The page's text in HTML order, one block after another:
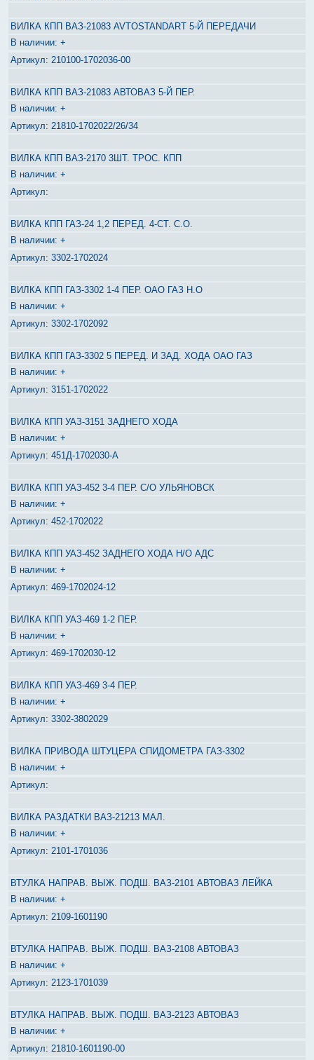
ВИЛКА КПП ВАЗ-21083 AVTOSTANDART 5-Й ПЕРЕДАЧИ
+
210100-1702036-00
ВИЛКА КПП ВАЗ-21083 АВТОВАЗ 5-Й ПЕР.
+
21810-1702022/26/34
ВИЛКА КПП ВАЗ-2170 3ШТ. ТРОС. КПП
+
ВИЛКА КПП ГАЗ-24 1,2 ПЕРЕД. 4-СТ. С.О.
+
3302-1702024
ВИЛКА КПП ГАЗ-3302 1-4 ПЕР. ОАО ГАЗ Н.О
+
3302-1702092
ВИЛКА КПП ГАЗ-3302 5 ПЕРЕД. И ЗАД. ХОДА ОАО ГАЗ
+
3151-1702022
ВИЛКА КПП УАЗ-3151 ЗАДНЕГО ХОДА
+
451Д-1702030-А
ВИЛКА КПП УАЗ-452 3-4 ПЕР. С/О УЛЬЯНОВСК
+
452-1702022
ВИЛКА КПП УАЗ-452 ЗАДНЕГО ХОДА Н/О АДС
+
469-1702024-12
ВИЛКА КПП УАЗ-469 1-2 ПЕР.
+
469-1702030-12
ВИЛКА КПП УАЗ-469 3-4 ПЕР.
+
3302-3802029
ВИЛКА ПРИВОДА ШТУЦЕРА СПИДОМЕТРА ГАЗ-3302
+
ВИЛКА РАЗДАТКИ ВАЗ-21213 МАЛ.
+
2101-1701036
ВТУЛКА НАПРАВ. ВЫЖ. ПОДШ. ВАЗ-2101 АВТОВАЗ ЛЕЙКА
+
2109-1601190
ВТУЛКА НАПРАВ. ВЫЖ. ПОДШ. ВАЗ-2108 АВТОВАЗ
+
2123-1701039
ВТУЛКА НАПРАВ. ВЫЖ. ПОДШ. ВАЗ-2123 АВТОВАЗ
+
21810-1601190-00